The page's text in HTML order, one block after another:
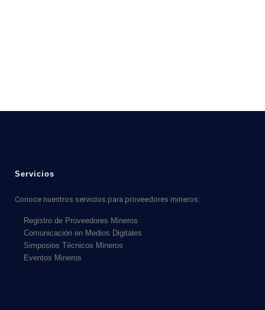
Servicios
Conoce nuestros servicios para proveedores mineros:
Registro de Proveedores Mineros
Comunicación en Medios Digitales
Simposios Técnicos Mineros
Eventos Mineros